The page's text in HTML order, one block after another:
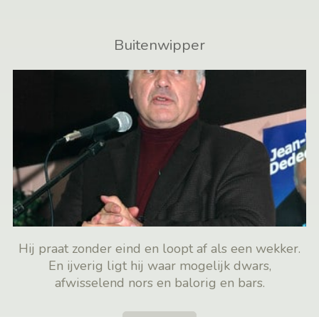
Buitenwipper
Hij praat zonder eind en loopt af als een wekker.
En ijverig ligt hij waar mogelijk dwars,
afwisselend nors en balorig en bars.